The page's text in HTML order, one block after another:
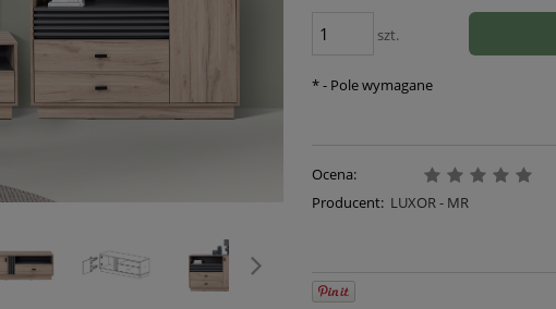
szt.
*- Pole wymagane
Ocena:
Producent: LUXOR - MR